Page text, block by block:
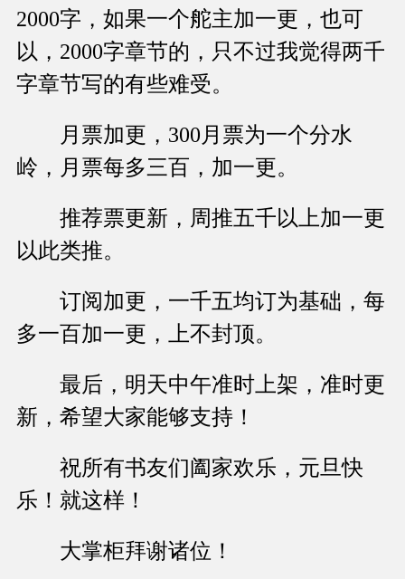
2000字，如果一个舵主加一更，也可
以，2000字章节的，只不过我觉得两千
字章节写的有些难受。
月票加更，300月票为一个分水
岭，月票每多三百，加一更。
推荐票更新，周推五千以上加一更
以此类推。
订阅加更，一千五均订为基础，每
多一百加一更，上不封顶。
最后，明天中午准时上架，准时更
新，希望大家能够支持！
祝所有书友们阖家欢乐，元旦快
乐！就这样！
大掌柜拜谢诸位！